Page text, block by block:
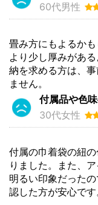
60代男性
畳み方にもよるか
より少し厚みがあ
納を求める方は、
ません。
付属品や色
30代女性
付属の巾着袋の紐
りました。また、
明るい印象だった
認した方が安心です